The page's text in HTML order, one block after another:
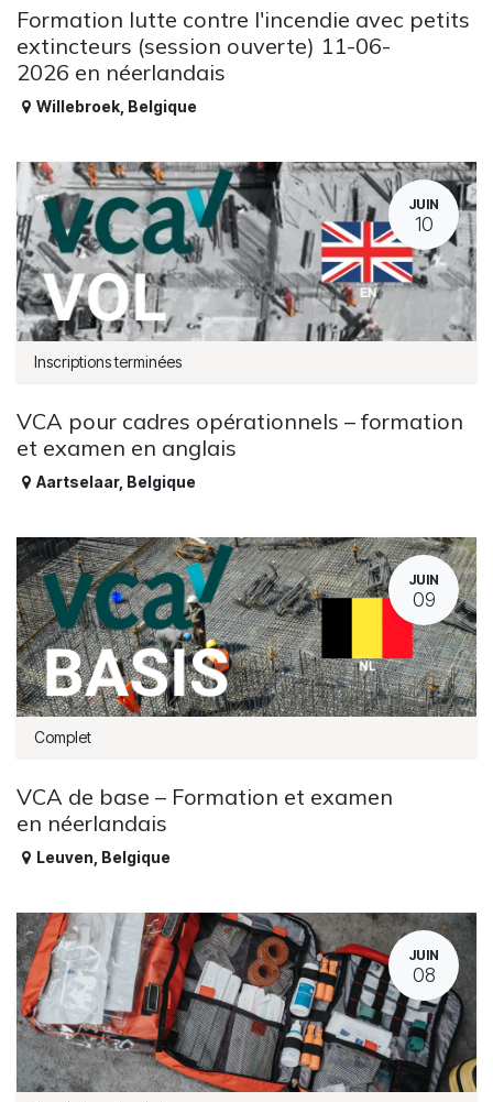
Formation lutte contre l'incendie avec petits
extincteurs (session ouverte) 11-06-
2026 en néerlandais
Willebroek Belgique
JUIN
10
Inscriptions terminées
VCA pour cadres opérationnels – formation
et examen en anglais
Aartselaar, Belgique
JUIN
09
Complet
VCA de base – Formation et examen
en néerlandais
Leuven Belgique
JUIN
08